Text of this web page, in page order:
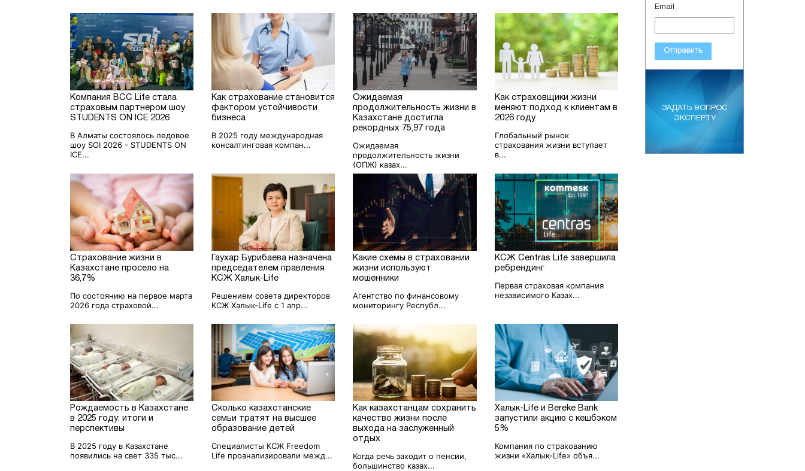
Компания BCC Life стала
страховым партнером шоу
STUDENTS ON ICE 2026
В Алматы состоялось ледовое
шоу SOI 2026 - STUDENTS ON
ICE...
Как страхование становится
фактором устойчивости
бизнеса
В 2025 году международная
консалтинговая компан...
Ожидаемая
продолжительность жизни в
Казахстане достигла
рекордных 75,97 года
Ожидаемая
продолжительность жизни
(ОПЖ) казах...
Как страховщики жизни
меняют подход к клиентам в
2026 году
Глобальный рынок
страхования жизни вступает
в...
Страхование жизни в
Казахстане просело на
36,7%
По состоянию на первое марта
2026 года страховой...
Гаухар Бурибаева назначена
председателем правления
КСЖ Халык-Life
Решением совета директоров
КСЖ Халык-Life с 1 апр...
Какие схемы в страховании
жизни используют
мошенники
Агентство по финансовому
мониторингу Республ...
КСЖ Centras Life завершила
ребрендинг
Первая страховая компания
независимого Казах...
Рождаемость в Казахстане
в 2025 году: итоги и
перспективы
В 2025 году в Казахстане
появились на свет 335 тыс...
Сколько казахстанские
семьи тратят на высшее
образование детей
Специалисты КСЖ Freedom
Life проанализировали межд...
Как казахстанцам сохранить
качество жизни после
выхода на заслуженный
отдых
Когда речь заходит о пенсии,
большинство казах...
Халык-Life и Bereke Bank
запустили акцию с кешбэком
5%
Компания по страхованию
жизни «Халык-Life» объя...
Email
Отправить
ЗАДАТЬ ВОПРОС
ЭКСПЕРТУ